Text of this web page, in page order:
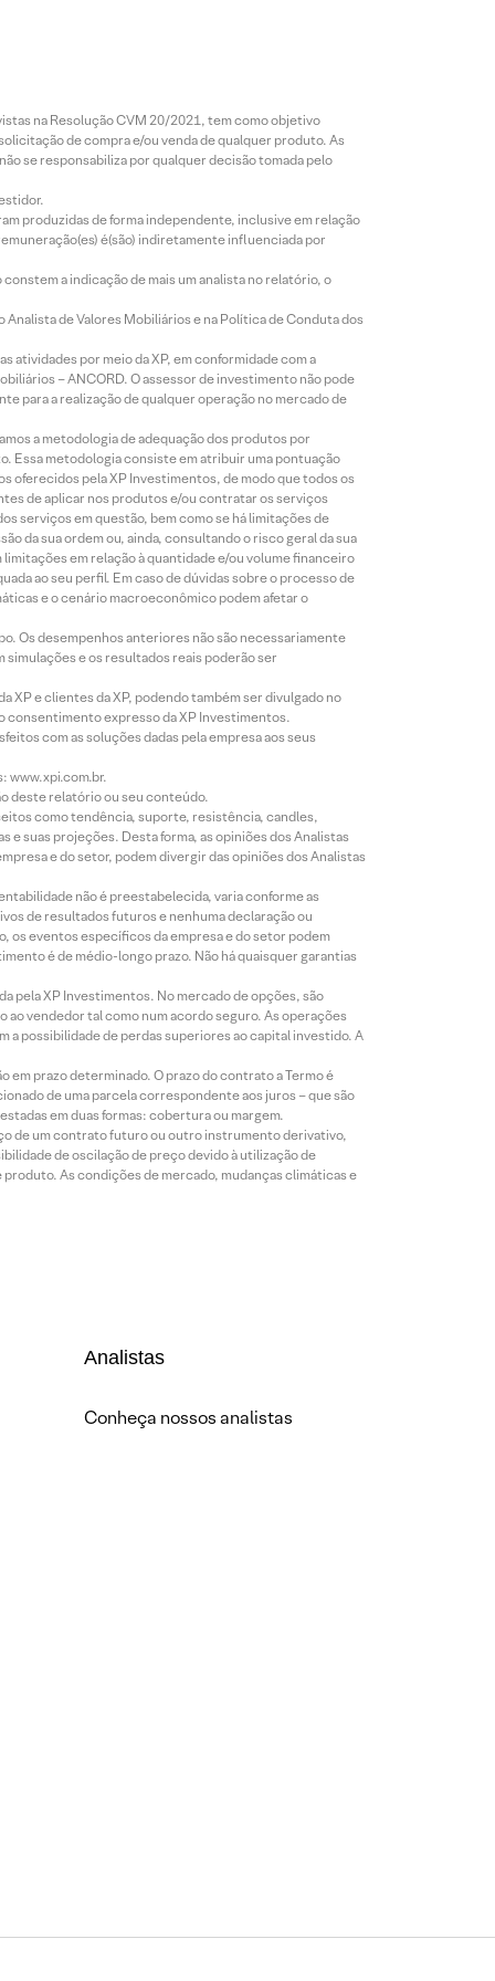
na Resolução CVM 20/2021, tem como objetivo
de compra e/ou venda de qualquer produto. As
se responsabiliza por qualquer decisão tomada pelo
produzidas de forma independente, inclusive em relação
é(são) indiretamente influenciada por
a indicação de mais um analista no relatório, o
de Valores Mobiliários e na Política de Conduta dos
atividades por meio da XP, em conformidade com a
– ANCORD. O assessor de investimento não pode
para a realização de qualquer operação no mercado de
a metodologia de adequação dos produtos por
Essa metodologia consiste em atribuir uma pontuação
oferecidos pela XP Investimentos, de modo que todos os
de aplicar nos produtos e/ou contratar os serviços
serviços em questão, bem como se há limitações de
da sua ordem ou, ainda, consultando o risco geral da sua
em relação à quantidade e/ou volume financeiro
ao seu perfil. Em caso de dúvidas sobre o processo de
e o cenário macroeconômico podem afetar o
Os desempenhos anteriores não são necessariamente
e os resultados reais poderão ser
e clientes da XP, podendo também ser divulgado no
consentimento expresso da XP Investimentos.
com as soluções dadas pela empresa aos seus
www.xpi.com.br.
deste relatório ou seu conteúdo.
como tendência, suporte, resistência, candles,
e suas projeções. Desta forma, as opiniões dos Analistas
e do setor, podem divergir das opiniões dos Analistas
não é preestabelecida, varia conforme as
de resultados futuros e nenhuma declaração ou
os eventos específicos da empresa e do setor podem
é de médio-longo prazo. Não há quaisquer garantias
pela XP Investimentos. No mercado de opções, são
vendedor tal como num acordo seguro. As operações
possibilidade de perdas superiores ao capital investido. A
em prazo determinado. O prazo do contrato a Termo é
de uma parcela correspondente aos juros – que são
em duas formas: cobertura ou margem.
de um contrato futuro ou outro instrumento derivativo,
de oscilação de preço devido à utilização de
As condições de mercado, mudanças climáticas e
Analistas
Conheça nossos analistas